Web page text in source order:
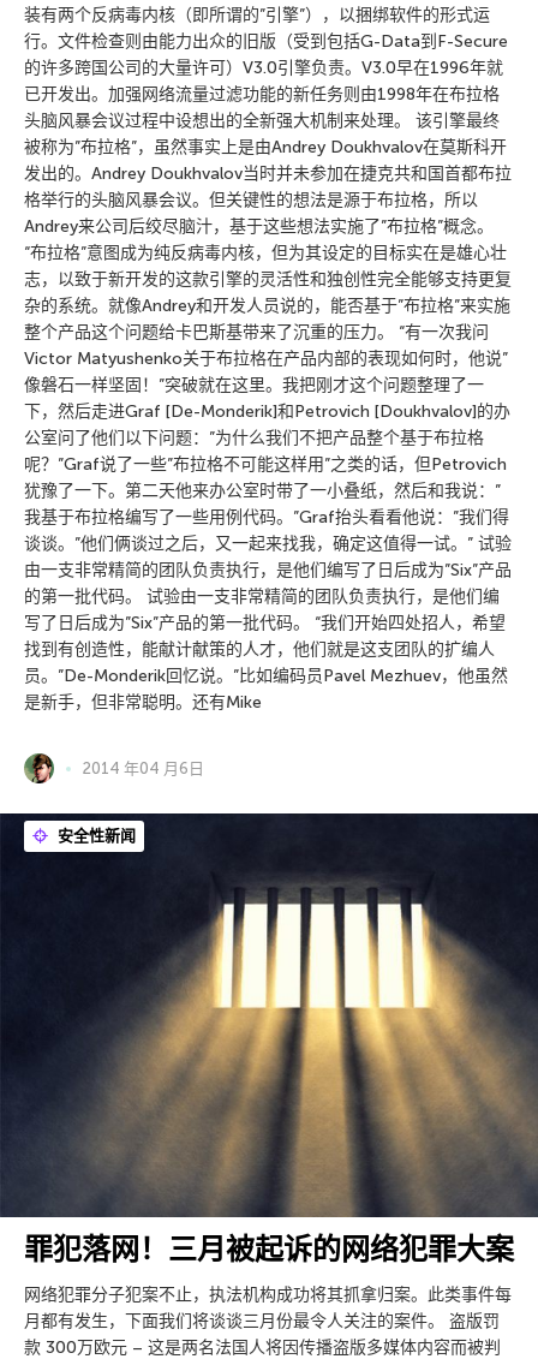
装有两个反病毒内核（即所谓的”引擎”），以捆绑软件的形式运
行。文件检查则由能力出众的旧版（受到包括G-Data到F-Secure
的许多跨国公司的大量许可）V3.0引擎负责。V3.0早在1996年就
已开发出。加强网络流量过滤功能的新任务则由1998年在布拉格
头脑风暴会议过程中设想出的全新强大机制来处理。 该引擎最终
被称为”布拉格”，虽然事实上是由Andrey Doukhvalov在莫斯科开
发出的。Andrey Doukhvalov当时并未参加在捷克共和国首都布拉
格举行的头脑风暴会议。但关键性的想法是源于布拉格，所以
Andrey来公司后绞尽脑汁，基于这些想法实施了”布拉格”概念。
“布拉格”意图成为纯反病毒内核，但为其设定的目标实在是雄心壮
志，以致于新开发的这款引擎的灵活性和独创性完全能够支持更复
杂的系统。就像Andrey和开发人员说的，能否基于”布拉格”来实施
整个产品这个问题给卡巴斯基带来了沉重的压力。 “有一次我问
Victor Matyushenko关于布拉格在产品内部的表现如何时，他说”
像磐石一样坚固！”突破就在这里。我把刚才这个问题整理了一
下，然后走进Graf [De-Monderik]和Petrovich [Doukhvalov]的办
公室问了他们以下问题：”为什么我们不把产品整个基于布拉格
呢？”Graf说了一些”布拉格不可能这样用”之类的话，但Petrovich
犹豫了一下。第二天他来办公室时带了一小叠纸，然后和我说：”
我基于布拉格编写了一些用例代码。”Graf抬头看看他说：”我们得
谈谈。”他们俩谈过之后，又一起来找我，确定这值得一试。” 试验
由一支非常精简的团队负责执行，是他们编写了日后成为”Six”产品
的第一批代码。 试验由一支非常精简的团队负责执行，是他们编
写了日后成为”Six”产品的第一批代码。 “我们开始四处招人，希望
找到有创造性，能献计献策的人才，他们就是这支团队的扩编人
员。”De-Monderik回忆说。”比如编码员Pavel Mezhuev，他虽然
是新手，但非常聪明。还有Mike
2014 年04 月6日
安全性新闻
罪犯落网！三月被起诉的网络犯罪大案
网络犯罪分子犯案不止，执法机构成功将其抓拿归案。此类事件每
月都有发生，下面我们将谈谈三月份最令人关注的案件。 盗版罚
款 300万欧元 – 这是两名法国人将因传播盗版多媒体内容而被判